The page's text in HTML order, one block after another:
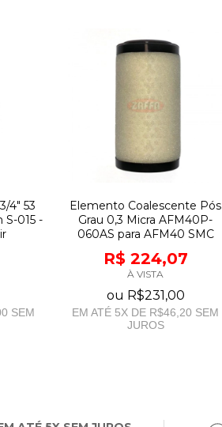
4" 53
015 -
SEM
Elemento Coalescente Pós
Grau 0,3 Micra AFM40P-
060AS para AFM40 SMC
R$ 224,07
À VISTA
ou R$231,00
EM ATÉ 5X DE R$46,20 SEM
JUROS